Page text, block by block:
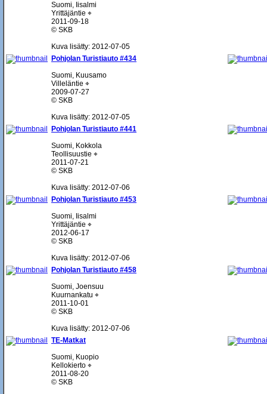
Suomi, Iisalmi
Yrittäjäntie ⌖
2011-09-18
© SKB
Kuva lisätty: 2012-07-05
Pohjolan Turistiauto #434
Suomi, Kuusamo
Villeläntie ⌖
2009-07-27
© SKB
Kuva lisätty: 2012-07-05
Pohjolan Turistiauto #441
Suomi, Kokkola
Teollisuustie ⌖
2011-07-21
© SKB
Kuva lisätty: 2012-07-06
Pohjolan Turistiauto #453
Suomi, Iisalmi
Yrittäjäntie ⌖
2012-06-17
© SKB
Kuva lisätty: 2012-07-06
Pohjolan Turistiauto #458
Suomi, Joensuu
Kuurnankatu ⌖
2011-10-01
© SKB
Kuva lisätty: 2012-07-06
TE-Matkat
Suomi, Kuopio
Kellokierto ⌖
2011-08-20
© SKB